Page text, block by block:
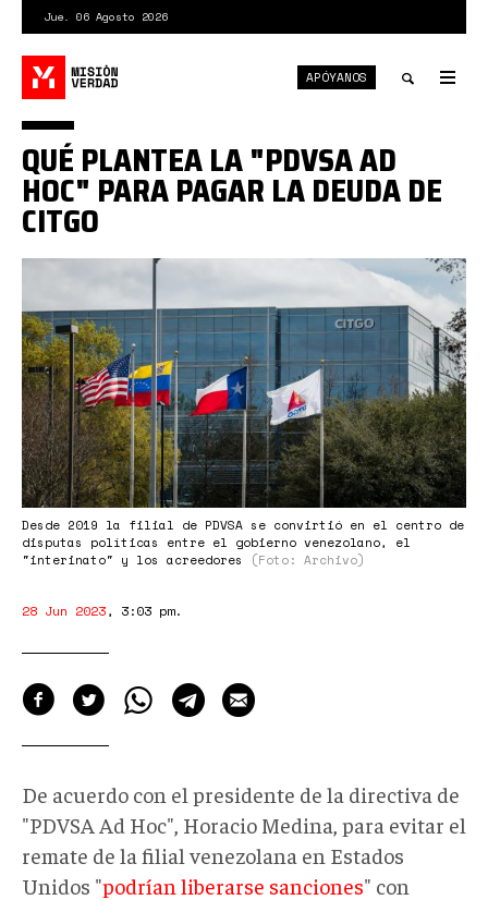
contenido
principal
Jue. 06 Agosto 2026
APÓYANOS
citgo-
preparan-
una-
nueva-
restructuracion-
de-
la-
junta-
directiva_primerinforme.jpg
Desde 2019 la filial de PDVSA se convirtió en el centro de
disputas políticas entre el gobierno venezolano, el
"interinato" y los acreedores
(Foto: Archivo)
QUÉ PLANTEA LA "PDVSA AD
HOC" PARA PAGAR LA DEUDA DE
CITGO
28 Jun 2023, 3:03 pm.
De acuerdo con el presidente de la directiva de
"PDVSA Ad Hoc", Horacio Medina, para evitar el
remate de la filial venezolana en Estados
Unidos "podrían liberarse sanciones" con